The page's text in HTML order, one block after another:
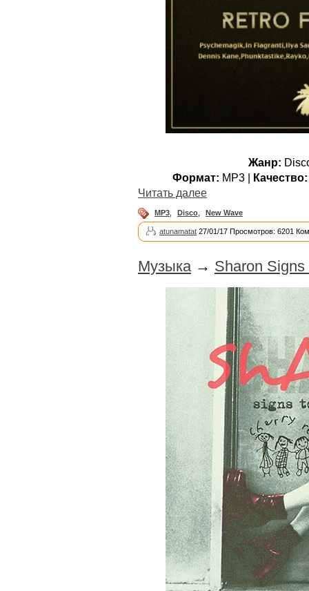
Жанр:
Формат: MP3 | Качество:
Читать далее
MP3 Disco New Wave
atunamatat 27/01/17 Просмотров: 6201
Музыка → Sharon